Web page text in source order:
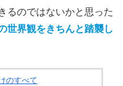
るのではないかと思った
世界観をきちんと踏襲し
のすべて